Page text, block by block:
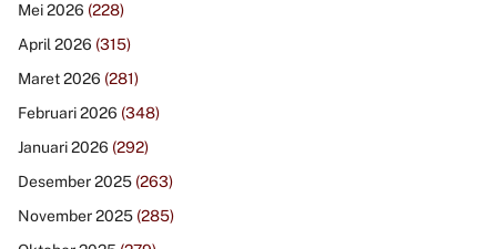
Mei 2026 (228)
April 2026 (315)
Maret 2026 (281)
Februari 2026 (348)
Januari 2026 (292)
Desember 2025 (263)
November 2025 (285)